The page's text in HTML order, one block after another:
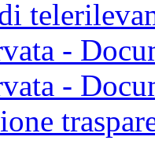
-
-